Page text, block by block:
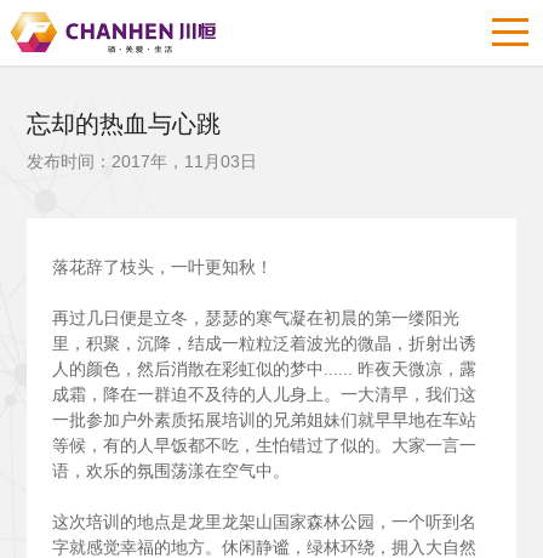
忘却的热血与心跳
发布时间：2017年，11月03日
落花辞了枝头，一叶更知秋！
再过几日便是立冬，瑟瑟的寒气凝在初晨的第一缕阳光
里，积聚，沉降，结成一粒粒泛着波光的微晶，折射出诱
人的颜色，然后消散在彩虹似的梦中...... 昨夜天微凉，露
成霜，降在一群迫不及待的人儿身上。一大清早，我们这
一批参加户外素质拓展培训的兄弟姐妹们就早早地在车站
等候，有的人早饭都不吃，生怕错过了似的。大家一言一
语，欢乐的氛围荡漾在空气中。
这次培训的地点是龙里龙架山国家森林公园，一个听到名
字就感觉幸福的地方。休闲静谧，绿林环绕，拥入大自然